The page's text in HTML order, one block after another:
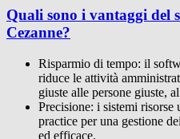
Quali sono i vantaggi del
Cezanne?
Risparmio di tempo: il
riduce le attività
giuste alle persone giuste,
Precisione: i sistemi risorse
practice per una gestione
ed efficace.